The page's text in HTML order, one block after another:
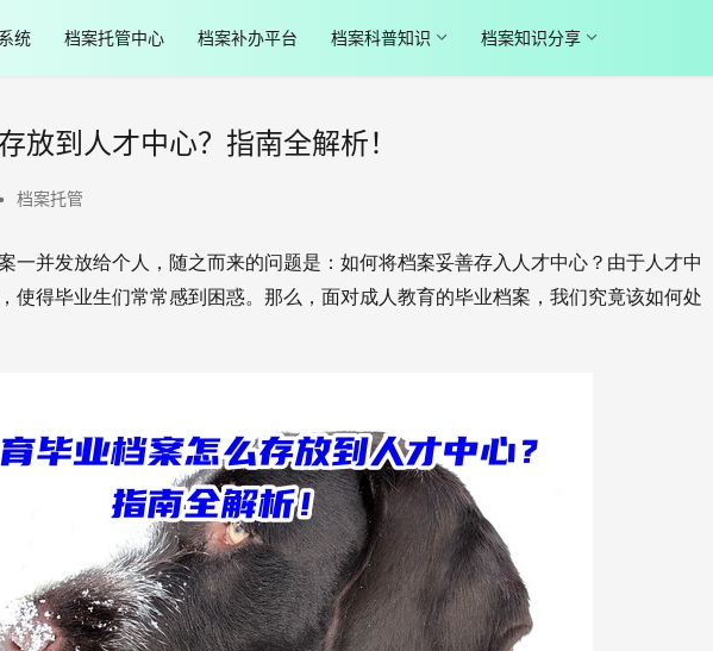
统 档案托管中心 档案补办平台 档案科普知识 档案知识分享
放到人才中心？指南全解析！
• 档案托管
一并发放给个人，随之而来的问题是：如何将档案妥善存入人才中心？由于人才中
使得毕业生们常常感到困惑。那么，面对成人教育的毕业档案，我们究竟该如何处